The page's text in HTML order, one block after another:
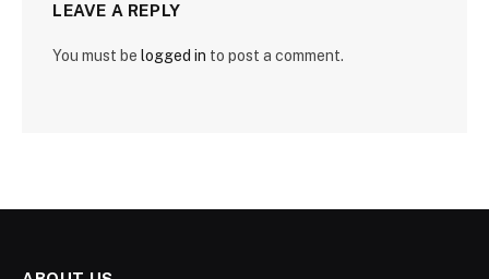
LEAVE A REPLY
You must be logged in to post a comment.